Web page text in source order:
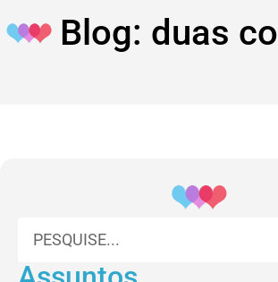
Blog: duas